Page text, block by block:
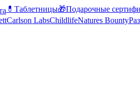
💊Таблетницы🎁Подарочные
Carlson LabsChildlifeNatures Bounty